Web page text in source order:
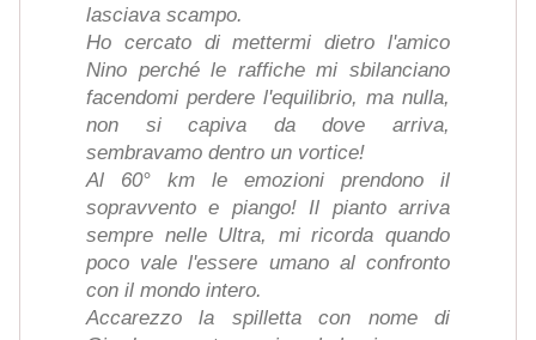
lasciava scampo.
Ho cercato di mettermi dietro l'amico
Nino perché le raffiche mi sbilanciano
facendomi perdere l'equilibrio, ma nulla,
non si capiva da dove arriva,
sembravamo dentro un vortice!
Al 60° km le emozioni prendono il
sopravvento e piango! Il pianto arriva
sempre nelle Ultra, mi ricorda quando
poco vale l'essere umano al confronto
con il mondo intero.
Accarezzo la spilletta con nome di